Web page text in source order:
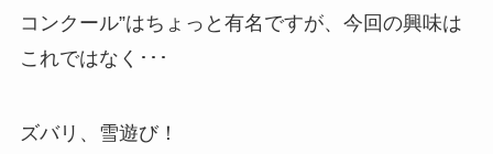
コンクール”はちょっと有名ですが、今回の興味は
これではなく･･･
ズバリ、雪遊び！